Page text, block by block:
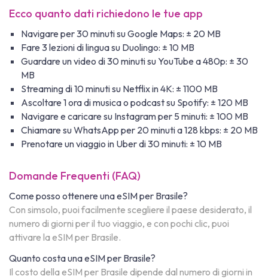
Ecco quanto dati richiedono le tue app
Navigare per 30 minuti su Google Maps: ± 20 MB
Fare 3 lezioni di lingua su Duolingo: ± 10 MB
Guardare un video di 30 minuti su YouTube a 480p: ± 30
MB
Streaming di 10 minuti su Netflix in 4K: ± 1100 MB
Ascoltare 1 ora di musica o podcast su Spotify: ± 120 MB
Navigare e caricare su Instagram per 5 minuti: ± 100 MB
Chiamare su WhatsApp per 20 minuti a 128 kbps: ± 20 MB
Prenotare un viaggio in Uber di 30 minuti: ± 10 MB
Domande Frequenti (FAQ)
Come posso ottenere una eSIM per Brasile?
Con simsolo, puoi facilmente scegliere il paese desiderato, il
numero di giorni per il tuo viaggio, e con pochi clic, puoi
attivare la eSIM per Brasile.
Quanto costa una eSIM per Brasile?
Il costo della eSIM per Brasile dipende dal numero di giorni in